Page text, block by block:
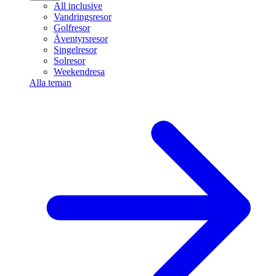
All inclusive
Vandringsresor
Golfresor
Äventyrsresor
Singelresor
Solresor
Weekendresa
Alla teman